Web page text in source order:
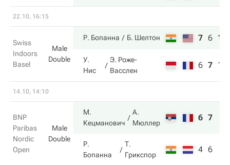
22.10, 16:15
Swiss
Indoors
Basel
Male
Double
Р. Бопанна Б. Шелтон 7 6 10
У.
Нис
Э. Роже-
Васслен
6 7 1
14.10, 14:10
BNP
Paribas
Nordic
Open
Male
Double
М.
Кецманович
А.
Мюллер
6 7
Р.
Бопанна
Т.
Грикспор
4 6